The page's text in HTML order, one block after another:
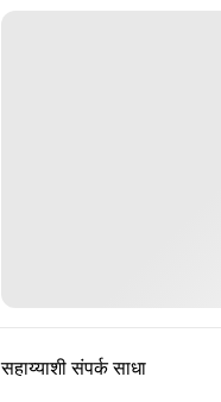
सहाय्याशी संपर्क साधा